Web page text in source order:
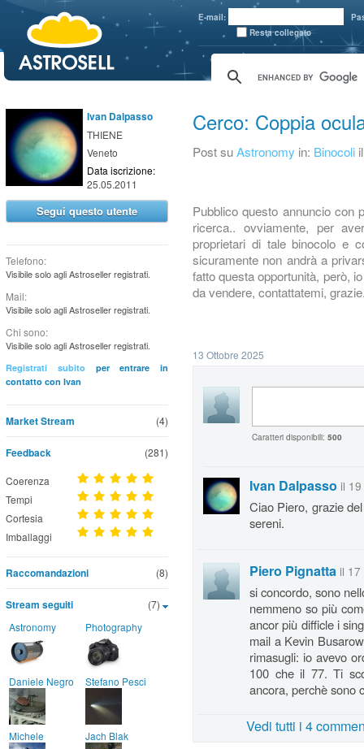
E-mail:
Resta collegato
Ivan Dalpasso
THIENE
Veneto
Data iscrizione:
25.05.2011
Segui questo utente
Telefono:
Visibile solo agli Astroseller registrati.
Mail:
Visibile solo agli Astroseller registrati.
Chi sono:
Visibile solo agli Astroseller registrati.
Registrati subitoper entrare in
contatto con Ivan
(4)
Market Stream
Feedback (281)
Coerenza
Tempi
Cortesia
Imballaggi
(8)
Raccomandazioni
(7)
Stream seguiti
Astronomy Photography
Daniele Negro Stefano Pesci
Michele Jach Blak
Cerco: Coppia
Post suAstronomy in: Binocoli
Pubblico questo annuncio con
ricerca.. ovviamente, per
proprietari di tale binocolo e
sicuramente non andrà a
fatto questa opportunità, però,
da vendere, contattatemi,
13 Ottobre 2025
Caratteri disponibili: 500
Ivan Dalpasso il
Ciao Piero, grazie
sereni.
Piero Pignatta il
si concordo, sono
nemmeno so più
ancor più difficle i
mail a Kevin
rimasugli: io avevo
100 che il 77. Ti
ancora, perchè sono
Vedi tutti i 4